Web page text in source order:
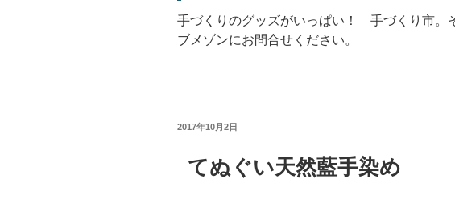
手づくりのグッズがいっぱい！ 手づくり市。
ブメゾンにお問合せください。
投
2017年10月2日
てぬぐい天然藍手染め